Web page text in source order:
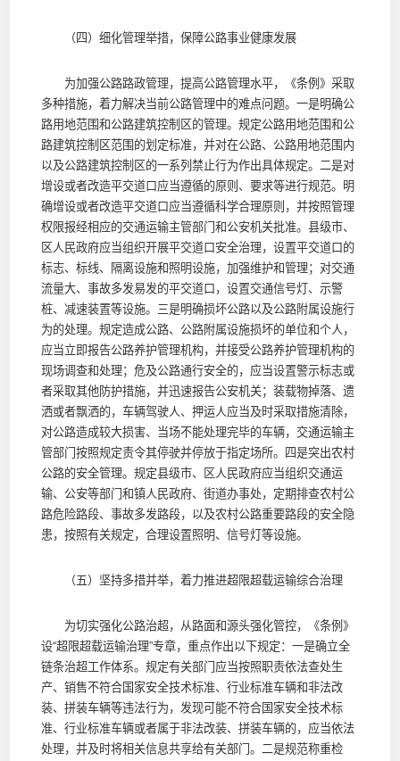
（四）细化管理举措，保障公路事业健康发展
为加强公路路政管理，提高公路管理水平，《条例》采取
多种措施，着力解决当前公路管理中的难点问题。一是明确公
路用地范围和公路建筑控制区的管理。规定公路用地范围和公
路建筑控制区范围的划定标准，并对在公路、公路用地范围内
以及公路建筑控制区的一系列禁止行为作出具体规定。二是对
增设或者改造平交道口应当遵循的原则、要求等进行规范。明
确增设或者改造平交道口应当遵循科学合理原则，并按照管理
权限报经相应的交通运输主管部门和公安机关批准。县级市、
区人民政府应当组织开展平交道口安全治理，设置平交道口的
标志、标线、隔离设施和照明设施，加强维护和管理；对交通
流量大、事故多发易发的平交道口，设置交通信号灯、示警
桩、减速装置等设施。三是明确损坏公路以及公路附属设施行
为的处理。规定造成公路、公路附属设施损坏的单位和个人，
应当立即报告公路养护管理机构，并接受公路养护管理机构的
现场调查和处理；危及公路通行安全的，应当设置警示标志或
者采取其他防护措施，并迅速报告公安机关；装载物掉落、遗
洒或者飘洒的，车辆驾驶人、押运人应当及时采取措施清除，
对公路造成较大损害、当场不能处理完毕的车辆，交通运输主
管部门按照规定责令其停驶并停放于指定场所。四是突出农村
公路的安全管理。规定县级市、区人民政府应当组织交通运
输、公安等部门和镇人民政府、街道办事处，定期排查农村公
路危险路段、事故多发路段，以及农村公路重要路段的安全隐
患，按照有关规定，合理设置照明、信号灯等设施。
（五）坚持多措并举，着力推进超限超载运输综合治理
为切实强化公路治超，从路面和源头强化管控，《条例》
设“超限超载运输治理”专章，重点作出以下规定：一是确立全
链条治超工作体系。规定有关部门应当按照职责依法查处生
产、销售不符合国家安全技术标准、行业标准车辆和非法改
装、拼装车辆等违法行为，发现可能不符合国家安全技术标
准、行业标准车辆或者属于非法改装、拼装车辆的，应当依法
处理，并及时将相关信息共享给有关部门。二是规范称重检